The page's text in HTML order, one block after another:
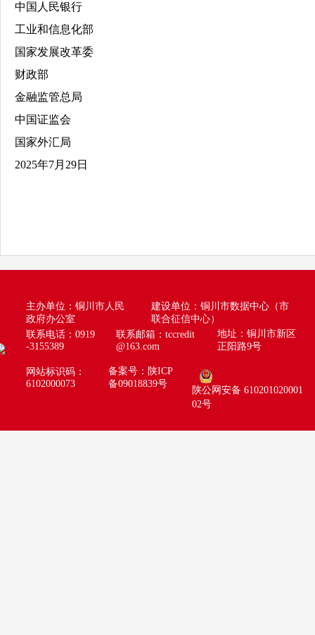
中国人民银行
工业和信息化部
国家发展改革委
财政部
金融监管总局
中国证监会
国家外汇局
2025年7月29日
主办单位：铜川市人民
政府办公室
建设单位：铜川市数据中心（市
联合征信中心）
联系电话：0919
-3155389
联系邮箱：tccredit
@163.com
地址：铜川市新区
正阳路9号
网站标识码：
6102000073
备案号：陕ICP
备09018839号
陕公网安备 610201020001
02号